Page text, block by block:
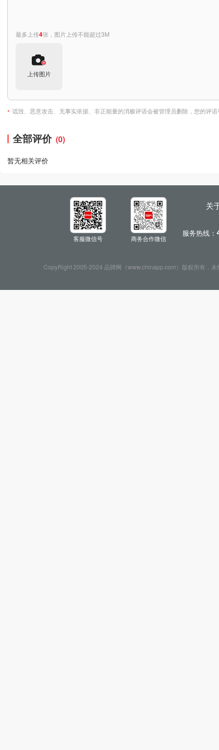
最多上传4张，图片上传不能超过3M
上传图片
* 诋毁、恶意攻击、无事实依据、非正能量的消极评语会被管理员删除，您的评
全部评价 (0)
暂无相关评价
客服微信号 商务合作微信
关
服务热线：
CopyRight 2005-2024 品牌网（www.chinapp.com）版权所有，